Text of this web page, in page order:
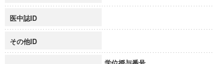
医中誌ID
その他ID